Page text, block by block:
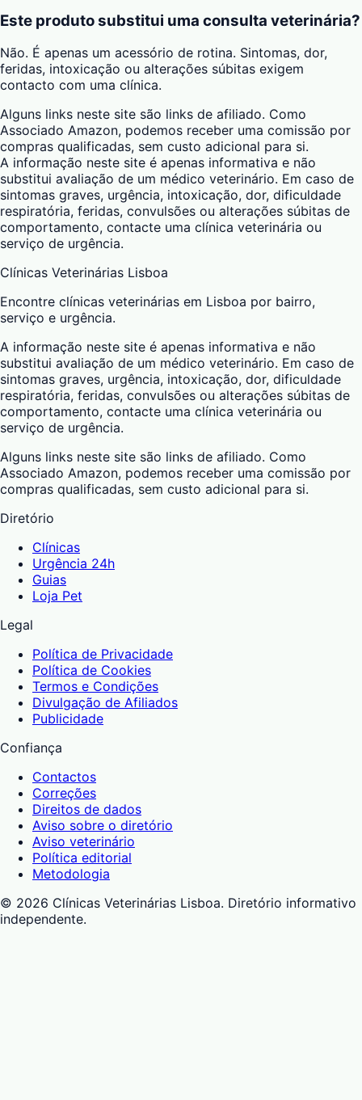
Este produto substitui uma consulta veterinária?
Não. É apenas um acessório de rotina. Sintomas, dor,
feridas, intoxicação ou alterações súbitas exigem
contacto com uma clínica.
Alguns links neste site são links de afiliado. Como
Associado Amazon, podemos receber uma comissão por
compras qualificadas, sem custo adicional para si.
A informação neste site é apenas informativa e não
substitui avaliação de um médico veterinário. Em caso de
sintomas graves, urgência, intoxicação, dor, dificuldade
respiratória, feridas, convulsões ou alterações súbitas de
comportamento, contacte uma clínica veterinária ou
serviço de urgência.
Clínicas Veterinárias Lisboa
Encontre clínicas veterinárias em Lisboa por bairro,
serviço e urgência.
A informação neste site é apenas informativa e não
substitui avaliação de um médico veterinário. Em caso de
sintomas graves, urgência, intoxicação, dor, dificuldade
respiratória, feridas, convulsões ou alterações súbitas de
comportamento, contacte uma clínica veterinária ou
serviço de urgência.
Alguns links neste site são links de afiliado. Como
Associado Amazon, podemos receber uma comissão por
compras qualificadas, sem custo adicional para si.
Diretório
Clínicas
Urgência 24h
Guias
Loja Pet
Legal
Política de Privacidade
Política de Cookies
Termos e Condições
Divulgação de Afiliados
Publicidade
Confiança
Contactos
Correções
Direitos de dados
Aviso sobre o diretório
Aviso veterinário
Política editorial
Metodologia
© 2026 Clínicas Veterinárias Lisboa. Diretório informativo
independente.